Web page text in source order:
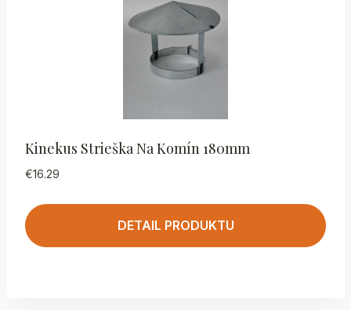
Kinekus Strieška Na Komín 180mm
€16.29
DETAIL PRODUKTU